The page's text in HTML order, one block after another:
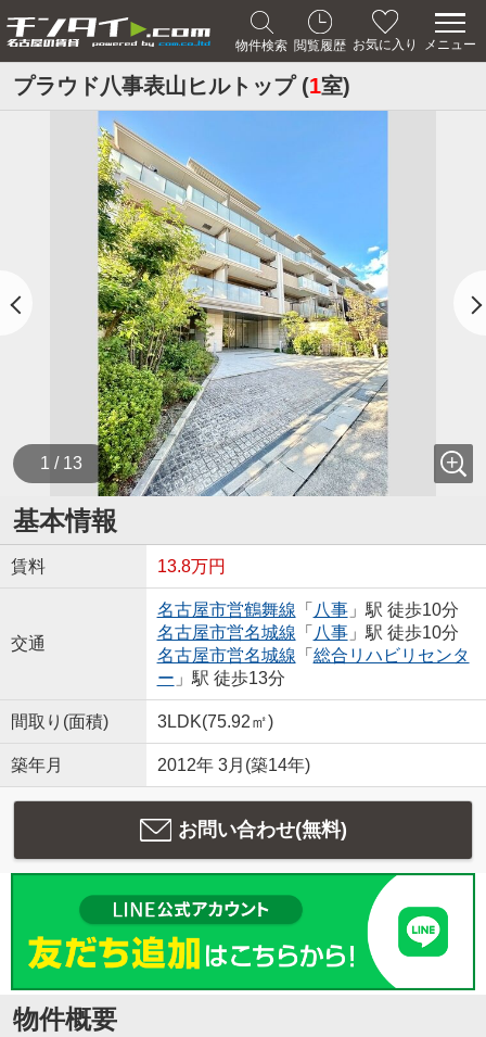
物件検索 閲覧履歴 お気に入り メニュー
プラウド八事表山ヒルトップ (1室)
1 / 13
基本情報
賃料 13.8万円
交通
名古屋市営鶴舞線 「 八事」駅 徒歩10分
名古屋市営名城線 「 八事」駅 徒歩10分
名古屋市営名城線 「 総合リハビリセンタ
ー 」駅 徒歩13分
間取り(面積) 3LDK(75.92㎡)
築年月 2012年 3月(築14年)
お問い合わせ(無料)
物件概要